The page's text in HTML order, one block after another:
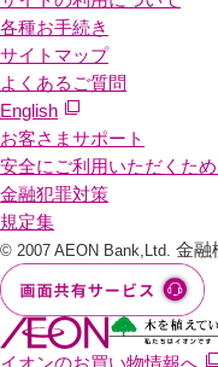
各種お手続き
サイトマップ
よくあるご質問
English
お客さまサポート
安全にご利用いただくため
金融犯罪対策
規定集
© 2007 AEON Bank,Ltd. 金融
イオンのお買い物情報へ